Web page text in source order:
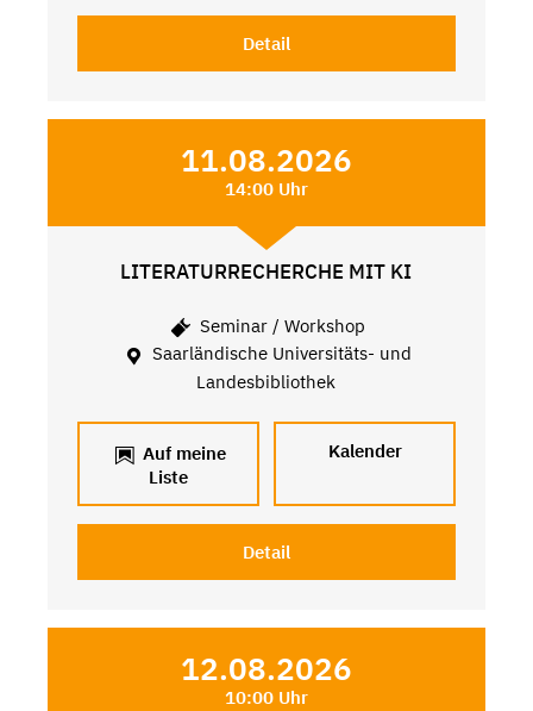
Detail
11.08.2026
14:00 Uhr
LITERATURRECHERCHE MIT KI
Seminar / Workshop
Saarländische Universitäts- und
Landesbibliothek
Auf meine
Liste
Kalender
Detail
12.08.2026
10:00 Uhr